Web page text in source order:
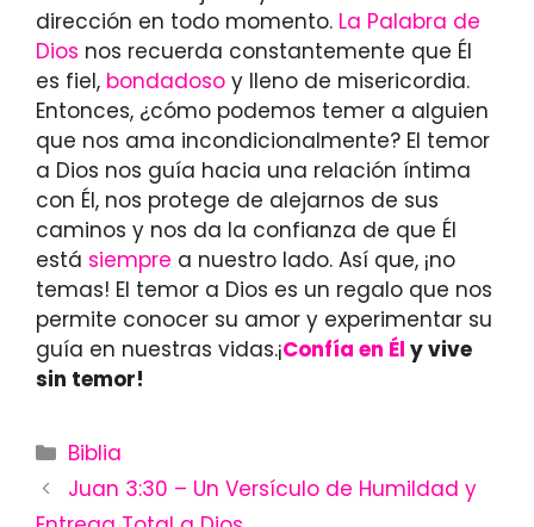
dirección en todo momento. La Palabra de
Dios nos recuerda constantemente que Él
es fiel, bondadoso y lleno de misericordia.
Entonces, ¿cómo podemos temer a alguien
que nos ama incondicionalmente? El temor
a Dios nos guía hacia una relación íntima
con Él, nos protege de alejarnos de sus
caminos y nos da la confianza de que Él
está siempre a nuestro lado. Así que, ¡no
temas! El temor a Dios es un regalo que nos
permite conocer su amor y experimentar su
guía en nuestras vidas.¡Confía en Él y vive
sin temor!
Categories
Biblia
Juan 3:30 – Un Versículo de Humildad y